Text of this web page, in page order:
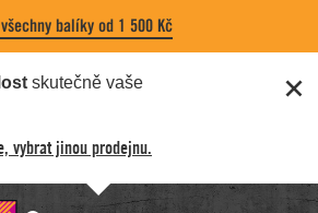
balíky od 1 500 Kč
skutečně vaše
vybrat jinou prodejnu.